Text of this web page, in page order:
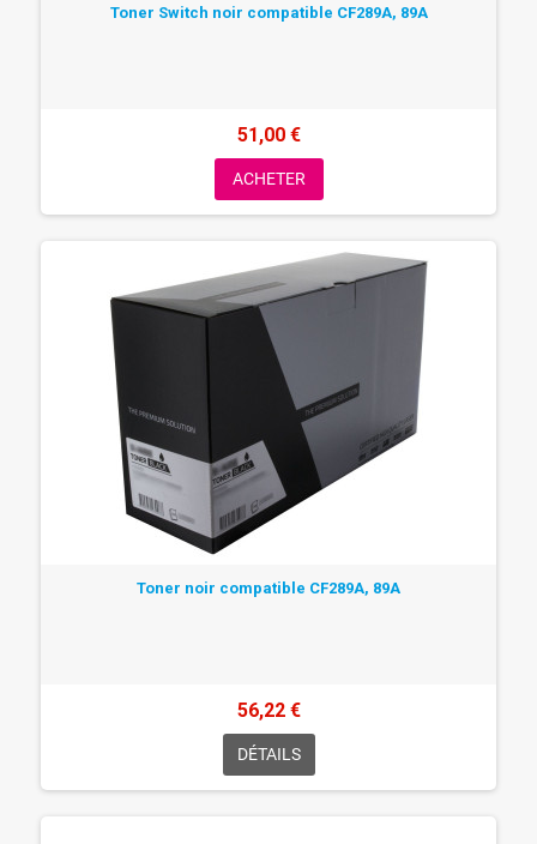
Toner Switch noir compatible CF289A, 89A
51,00 €
ACHETER
Toner noir compatible CF289A, 89A
56,22 €
DÉTAILS